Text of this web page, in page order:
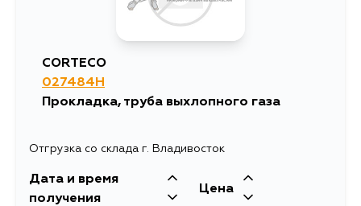
1163
13 августа
15 августа 1163
CORTECO
027484H
Прокладка, труба выхлопного газа
Отгрузка со склада г. Владивосток
Дата и время
получения
Цена